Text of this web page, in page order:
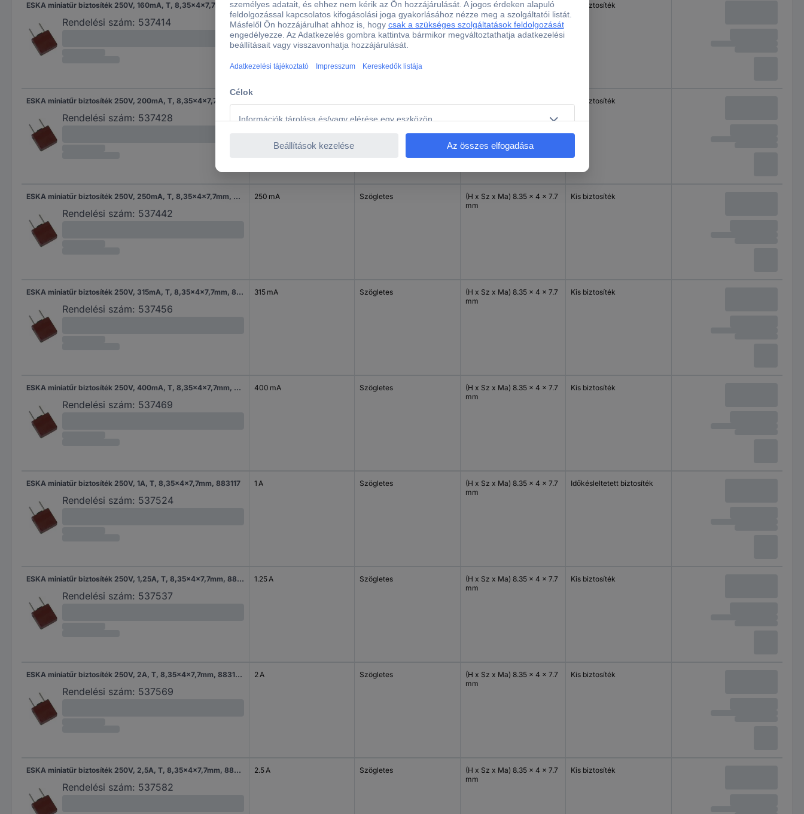
ESKA miniatűr biztosíték 250V, 160mA, T, 8,35x4x7,7mm, 883109
Rendelési szám: 537414
160 mA Szögletes
(H x Sz x Ma) 8.35 x 4 x 7.7
mm
Kis biztosíték
Rendelési szám: 537428
Kis biztosíték
ESKA miniatűr biztosíték 250V, 250mA, T, 8,35x4x7,7mm, 883111
Rendelési szám: 537442
250 mA Szögletes
(H x Sz x Ma) 8.35 x 4 x 7.7
mm
Kis biztosíték
ESKA miniatűr biztosíték 250V, 315mA, T, 8,35x4x7,7mm, 883112
Rendelési szám: 537456
315 mA Szögletes
(H x Sz x Ma) 8.35 x 4 x 7.7
mm
Kis biztosíték
ESKA miniatűr biztosíték 250V, 400mA, T, 8,35x4x7,7mm, 883113
Rendelési szám: 537469
400 mA Szögletes
(H x Sz x Ma) 8.35 x 4 x 7.7
mm
Kis biztosíték
ESKA miniatűr biztosíték 250V, 1A, T, 8,35x4x7,7mm, 883117
Rendelési szám: 537524
1 A Szögletes
(H x Sz x Ma) 8.35 x 4 x 7.7
mm
Időkésleltetett biztosíték
ESKA miniatűr biztosíték 250V, 1,25A, T, 8,35x4x7,7mm, 883118
Rendelési szám: 537537
1.25 A Szögletes
(H x Sz x Ma) 8.35 x 4 x 7.7
mm
Kis biztosíték
ESKA miniatűr biztosíték 250V, 2A, T, 8,35x4x7,7mm, 883120
Rendelési szám: 537569
2 A Szögletes
(H x Sz x Ma) 8.35 x 4 x 7.7
mm
Kis biztosíték
ESKA miniatűr biztosíték 250V, 2,5A, T, 8,35x4x7,7mm, 883121
Rendelési szám: 537582
2.5 A Szögletes
(H x Sz x Ma) 8.35 x 4 x 7.7
mm
Kis biztosíték